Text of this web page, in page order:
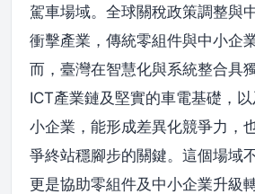
駕車場域。全球關稅政策調整與
衝擊產業，傳統零組件與中小企
而，臺灣在智慧化與系統整合具
ICT產業鏈及堅實的車電基礎，
小企業，能形成差異化競爭力，
爭終站穩腳步的關鍵。這個場域
更是協助零組件及中小企業升級